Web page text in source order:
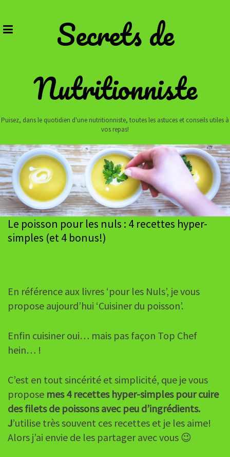
content
Secrets de
Nutritionniste
Puisez, dans le quotidien d'une nutritionniste, toutes les astuces et conseils utiles à
vos repas!
Le poisson pour les nuls : 4 recettes hyper-
simples (et 4 bonus!)
En référence aux livres ‘pour les Nuls’, je vous
propose aujourd’hui ‘Cuisiner du poisson’.
Enfin cuisiner oui… mais pas façon Top Chef
hein… !
C’est en tout sincérité et simplicité, que je vous
propose mes 4 recettes hyper-simples pour cuire
des filets de poissons avec peu d’ingrédients.
J’utilise très souvent ces recettes et je les aime!
Alors j’ai envie de les partager avec vous 😉